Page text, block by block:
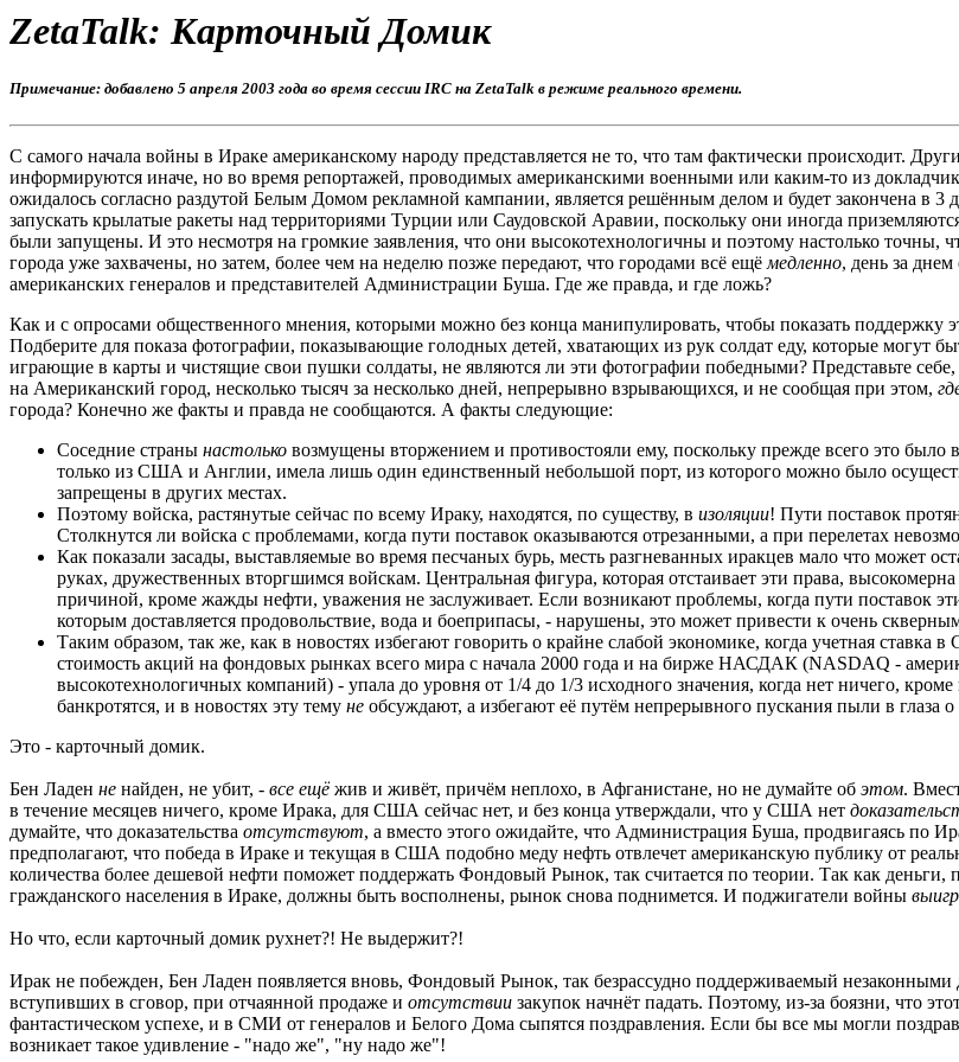
ZetaTalk: Карточный Домик
Примечание: добавлено 5 апреля 2003 года во время сессии IRC на ZetaTalk в режиме реального времени.
С самого начала войны в Ираке американскому народу представляется не то, что там фактически происходит.
информируются иначе, но во время репортажей, проводимых американскими военными или каким-то из
ожидалось согласно раздутой Белым Домом рекламной кампании, является решённым делом и будет закончена в 3
запускать крылатые ракеты над территориями Турции или Саудовской Аравии, поскольку они иногда
были запущены. И это несмотря на громкие заявления, что они высокотехнологичны и поэтому настолько
города уже захвачены, но затем, более чем на неделю позже передают, что городами всё ещё медленно, день за
американских генералов и представителей Администрации Буша. Где же правда, и где ложь?
Как и с опросами общественного мнения, которыми можно без конца манипулировать, чтобы показать
Подберите для показа фотографии, показывающие голодных детей, хватающих из рук солдат еду, которые могут
играющие в карты и чистящие свои пушки солдаты, не являются ли эти фотографии победными? Представьте
на Американский город, несколько тысяч за несколько дней, непрерывно взрывающихся, и не сообщая при этом,
города? Конечно же факты и правда не сообщаются. А факты следующие:
Соседние страны настолько возмущены вторжением и противостояли ему, поскольку прежде всего это было
только из США и Англии, имела лишь один единственный небольшой порт, из которого можно было
запрещены в других местах.
Поэтому войска, растянутые сейчас по всему Ираку, находятся, по существу, в изоляции! Пути поставок
Столкнутся ли войска с проблемами, когда пути поставок оказываются отрезанными, а при перелетах
Как показали засады, выставляемые во время песчаных бурь, месть разгневанных иракцев мало что может
руках, дружественных вторгшимся войскам. Центральная фигура, которая отстаивает эти права,
причиной, кроме жажды нефти, уважения не заслуживает. Если возникают проблемы, когда пути поставок
которым доставляется продовольствие, вода и боеприпасы, - нарушены, это может привести к очень
Таким образом, так же, как в новостях избегают говорить о крайне слабой экономике, когда учетная
стоимость акций на фондовых рынках всего мира с начала 2000 года и на бирже НАСДАК (NASDAQ -
высокотехнологичных компаний) - упала до уровня от 1/4 до 1/3 исходного значения, когда нет ничего,
банкротятся, и в новостях эту тему не обсуждают, а избегают её путём непрерывного пускания пыли в
Это - карточный домик.
Бен Ладен не найден, не убит, - все ещёжив и живёт, причём неплохо, в Афганистане, но не думайте об этом.
в течение месяцев ничего, кроме Ирака, для США сейчас нет, и без конца утверждали, что у США нет
думайте, что доказательства отсутствуют, а вместо этого ожидайте, что Администрация Буша, продвигаясь по
предполагают, что победа в Ираке и текущая в США подобно меду нефть отвлечет американскую публику от
количества более дешевой нефти поможет поддержать Фондовый Рынок, так считается по теории. Так как
гражданского населения в Ираке, должны быть восполнены, рынок снова поднимется. И поджигатели войны
Но что, если карточный домик рухнет?! Не выдержит?!
Ирак не побежден, Бен Ладен появляется вновь, Фондовый Рынок, так безрассудно поддерживаемый
вступивших в сговор, при отчаянной продаже и отсутствии закупок начнёт падать. Поэтому, из-за боязни, что
фантастическом успехе, и в СМИ от генералов и Белого Дома сыпятся поздравления. Если бы все мы могли
возникает такое удивление - "надо же", "ну надо же"!